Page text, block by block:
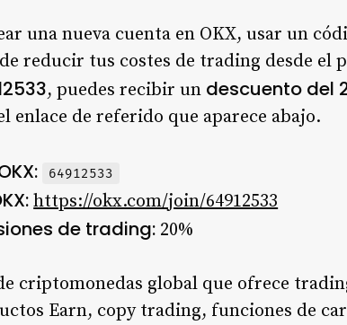
una nueva cuenta en OKX, usar un
reducir tus costes de trading desde el
, puedes recibir un descuento del
enlace de referido que aparece abajo.
64912533
https://okx.com/join/64912533
de trading: 20%
criptomonedas global que ofrece
Earn, copy trading, funciones de